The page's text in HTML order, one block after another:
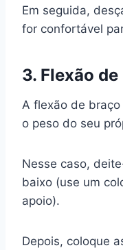
Em seguida,
for confortável
3. Flexão
A flexão de
o peso do seu
Nesse caso,
baixo (use um
apoio).
Depois, coloque